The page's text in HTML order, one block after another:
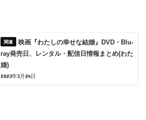
映画『わたしの幸せな結婚』DVD・Blu-
ray発売日、レンタル・配信日情報まとめ(わた
婚)
2023年3月24日